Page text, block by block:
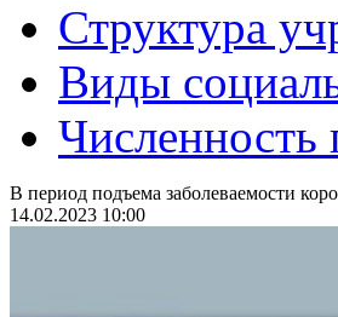
Структура
Виды
Численность
В период подъема заболеваемости
14.02.2023 10:00